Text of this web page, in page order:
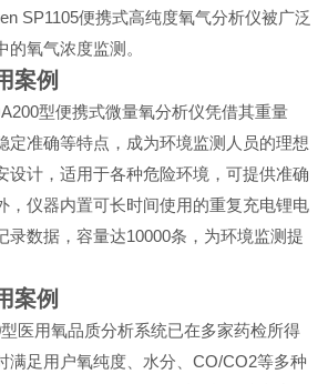
SP1105便携式高纯度氧气分析仪被广泛
的氧气浓度监测。
案例
型便携式微量氧分析仪凭借其重量
定准确等特点，成为环境监测人员的理想
设计，适用于各种危险环境，可提供准确
，仪器内置可长时间使用的重复充电锂电
录数据，容量达10000条，为环境监测提
案例
型医用氧品质分析系统已在多家药检所得
满足用户氧纯度、水分、CO/CO2等多种